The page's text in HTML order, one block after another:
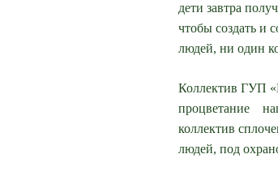
дети завтра
чтобы создать и
людей, ни один
Коллектив ГУП
процветание
коллектив
людей, под